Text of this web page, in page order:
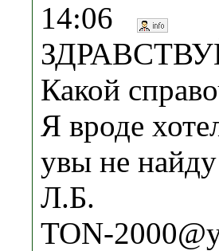
14:06
Какой
Я вроде
увы не
Л.Б.
TON-